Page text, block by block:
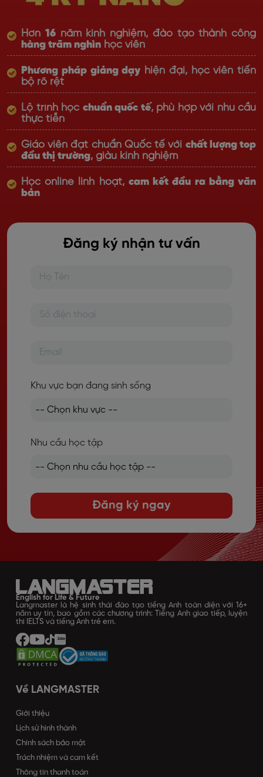
Hơn 16năm kinh nghiệm, đào tạo thành công
hàng trăm nghìn học viên
Phương pháp giảng dạy hiện đại, học viên tiến
bộ rõ rệt
Lộ trình học chuẩn quốc tế, phù hợp với nhu cầu
thực tiễn
Giáo viên đạt chuẩn Quốc tế với chất lượng top
đầu thị trường, giàu kinh nghiệm
Học online linh hoạt, cam kết đầu ra bằng văn
bản
Đăng ký nhận tư vấn
Khu vực bạn đang sinh sống
Nhu cầu học tập
Đăng ký ngay
English for Life & Future
Langmaster là hệ sinh thái đào tạo tiếng Anh toàn diện với 16+
năm uy tín, bao gồm các chương trình: Tiếng Anh giao tiếp, luyện
thi IELTS và tiếng Anh trẻ em.
Về LANGMASTER
Giới thiệu
Lịch sử hình thành
Chính sách bảo mật
Trách nhiệm và cam kết
Thông tin thanh toán